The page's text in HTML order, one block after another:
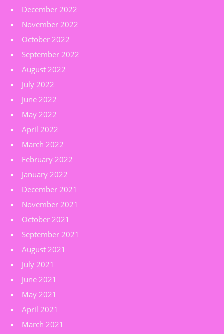
December 2022
November 2022
October 2022
September 2022
August 2022
July 2022
June 2022
May 2022
April 2022
March 2022
February 2022
January 2022
December 2021
November 2021
October 2021
September 2021
August 2021
July 2021
June 2021
May 2021
April 2021
March 2021